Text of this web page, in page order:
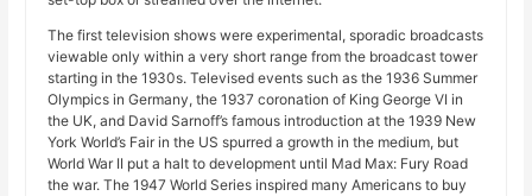
The first television shows were experimental, sporadic broadcasts
viewable only within a very short range from the broadcast tower
starting in the 1930s. Televised events such as the 1936 Summer
Olympics in Germany, the 1937 coronation of King George VI in
the UK, and David Sarnoff’s famous introduction at the 1939 New
York World’s Fair in the US spurred a growth in the medium, but
World War II put a halt to development until Mad Max: Fury Road
the war. The 1947 World Series inspired many Americans to buy